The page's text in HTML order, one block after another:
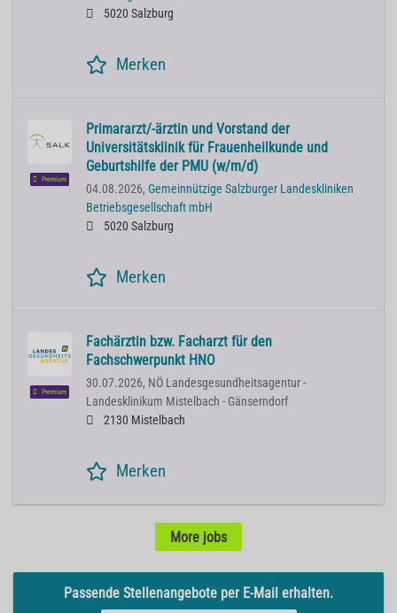
5020 Salzburg
Merken
Premium
Primararzt/-ärztin und Vorstand der
Universitätsklinik für Frauenheilkunde und
Geburtshilfe der PMU (w/m/d)
04.08.2026, Gemeinnützige Salzburger Landeskliniken
Betriebsgesellschaft mbH
5020 Salzburg
Merken
Premium
Fachärztin bzw. Facharzt für den
Fachschwerpunkt HNO
30.07.2026, NÖ Landesgesundheitsagentur -
Landesklinikum Mistelbach - Gänserndorf
2130 Mistelbach
Merken
More jobs
Passende Stellenangebote per E-Mail erhalten.